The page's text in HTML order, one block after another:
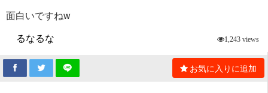
面白いですねw
るなるな
1,243 views
お気に入りに追加